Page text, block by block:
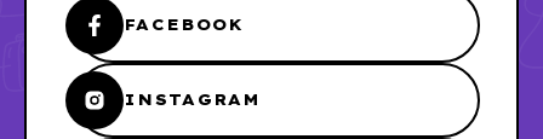
FACEBOOK
INSTAGRAM